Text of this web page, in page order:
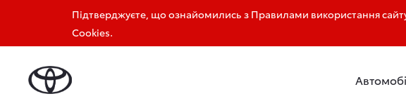
Підтверджуєте, що ознайомились з Правилами використання
Cookies.
0 800 33 14 20 +380 56 404 55 00